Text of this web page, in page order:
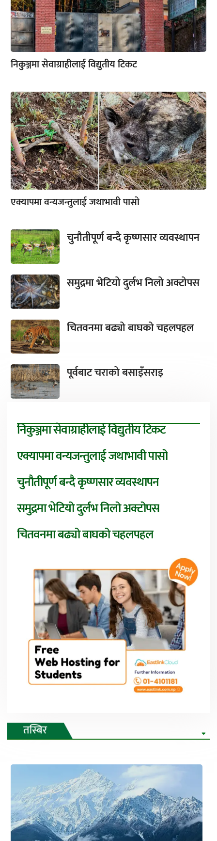
निकुञ्जमा सेवाग्राहीलाई विद्युतीय टिकट
एक्यापमा वन्यजन्तुलाई जथाभावी पासो
चुनौतीपूर्ण बन्दै कृष्णसार व्यवस्थापन
समुद्रमा भेटियो दुर्लभ निलो अक्टोपस
चितवनमा बढ्यो बाघको चहलपहल
पूर्वबाट चराको बसाइँसराइ
निकुञ्जमा सेवाग्राहीलाई विद्युतीय टिकट
एक्यापमा वन्यजन्तुलाई जथाभावी पासो
चुनौतीपूर्ण बन्दै कृष्णसार व्यवस्थापन
समुद्रमा भेटियो दुर्लभ निलो अक्टोपस
चितवनमा बढ्यो बाघको चहलपहल